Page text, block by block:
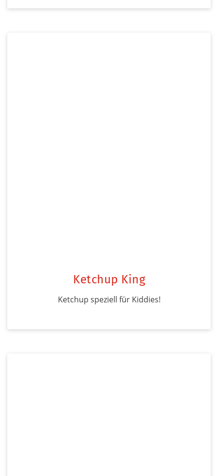
Ketchup King
Ketchup speziell für Kiddies!